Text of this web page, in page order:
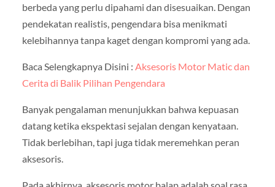
berbeda yang perlu dipahami dan disesuaikan. Dengan
pendekatan realistis, pengendara bisa menikmati
kelebihannya tanpa kaget dengan kompromi yang ada.
Baca Selengkapnya Disini : Aksesoris Motor Matic dan
Cerita di Balik Pilihan Pengendara
Banyak pengalaman menunjukkan bahwa kepuasan
datang ketika ekspektasi sejalan dengan kenyataan.
Tidak berlebihan, tapi juga tidak meremehkan peran
aksesoris.